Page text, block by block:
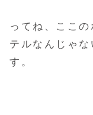
ってね、ここ
テルなんじゃ
す。